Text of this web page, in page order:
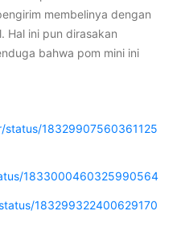
membelinya dengan
Hal ini pun dirasakan
bahwa pom mini ini
status/18329907560361125
1833000460325990564
183299322400629170